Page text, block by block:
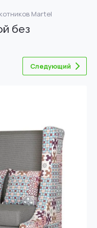
Martel
без
Следующий